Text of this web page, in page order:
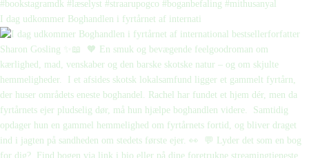
I dag udkommer Boghandlen i fyrtårnet af internati